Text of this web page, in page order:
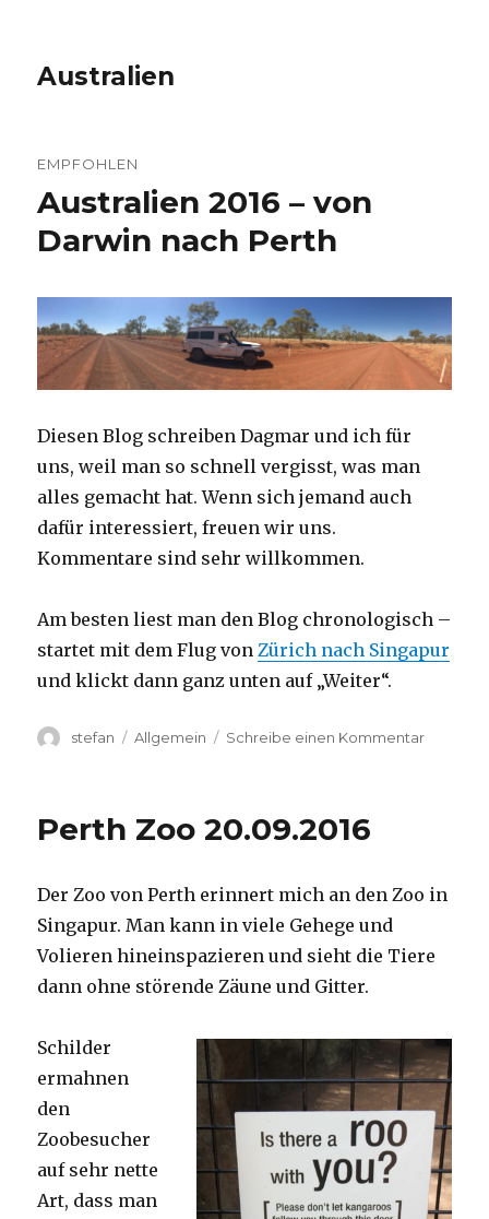
Australien
EMPFOHLEN
Australien 2016 – von
Darwin nach Perth
Diesen Blog schreiben Dagmar und ich für
uns, weil man so schnell vergisst, was man
alles gemacht hat. Wenn sich jemand auch
dafür interessiert, freuen wir uns.
Kommentare sind sehr willkommen.
Am besten liest man den Blog chronologisch –
startet mit dem Flug vonZürich nach Singapur
und klickt dann ganz unten auf „Weiter“.
Autor
stefan Kategorien
Allgemein Schreibe einen Kommentarzu
Perth
Perth Zoo 20.09.2016
Der Zoo von Perth erinnert mich an den Zoo in
Singapur. Man kann in viele Gehege und
Volieren hineinspazieren und sieht die Tiere
dann ohne störende Zäune und Gitter.
Schilder
ermahnen
den
Zoobesucher
auf sehr nette
Art, dass man